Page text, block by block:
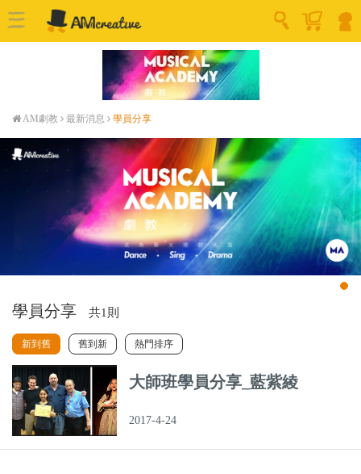
AM劇教 最新消息 學員分享
學員分享 共1則
新到舊 舊到新 熱門排序
大師班學員分享_藍紫綾
2017-4-24